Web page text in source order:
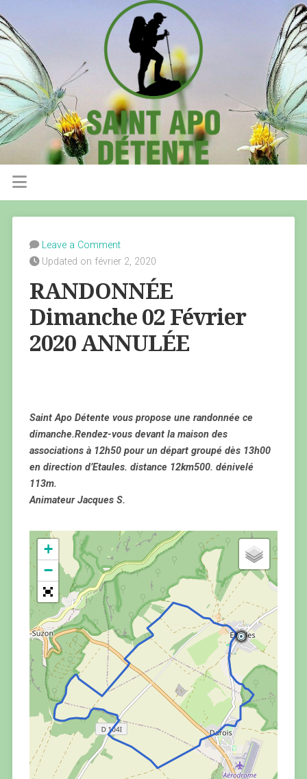
Leave a Comment
Updated on février 2, 2020
RANDONNÉE
Dimanche 02 Février
2020 ANNULÉE
Saint Apo Détente vous propose une randonnée ce
dimanche.Rendez-vous devant la maison des
associations à 12h50 pour un départ groupé dès 13h00
en direction d’Etaules. distance 12km500. dénivelé
113m.
Animateur Jacques S.
+
−